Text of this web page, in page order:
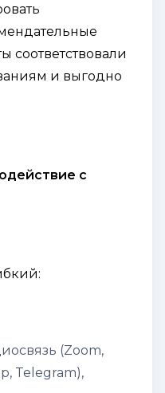
соответствовали
и выгодно
с
(Zoom,
Telegram),